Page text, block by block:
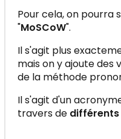
Pour cela, on pourra
"MoSCoW".
Il s'agit plus
mais on y ajoute des
de la méthode
Il s'agit d'un
travers de différents